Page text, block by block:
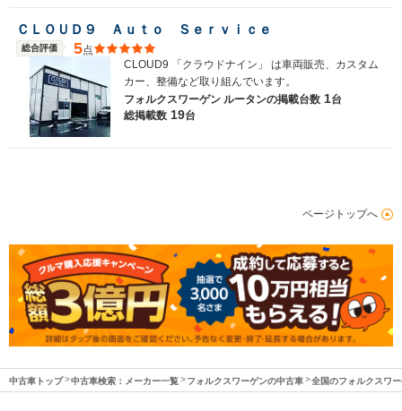
ＣＬＯＵＤ９ Ａｕｔｏ Ｓｅｒｖｉｃｅ
総合評価 5点
CLOUD9 「クラウドナイン」 は車両販売、カスタム
カー、整備など取り組んでいます。
フォルクスワーゲン ルータンの掲載台数 1台
総掲載数 19台
ページトップへ
中古車トップ 中古車検索：メーカー一覧 フォルクスワーゲンの中古車 全国のフォルクスワ